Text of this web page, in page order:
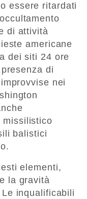
essere ritardati
di attività
americane
dei siti 24 ore
di
nei
missilistico
balistici
elementi,
la gravità
inqualificabili